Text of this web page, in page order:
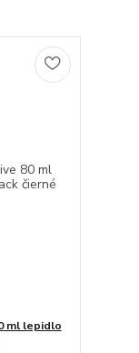
ml lepidlo